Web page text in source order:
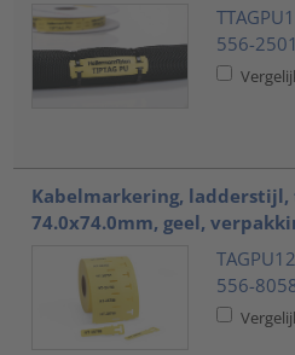
556-
Kabelmarkering,
74.0x74.0mm, geel,
556-